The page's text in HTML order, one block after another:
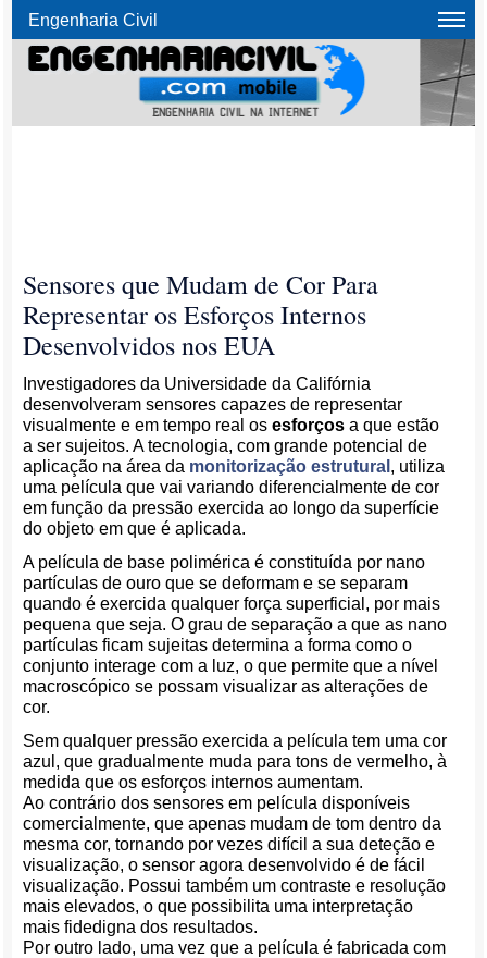
Engenharia Civil
Sensores que Mudam de Cor Para
Representar os Esforços Internos
Desenvolvidos nos EUA
Investigadores da Universidade da Califórnia
desenvolveram sensores capazes de representar
visualmente e em tempo real osesforços a que estão
a ser sujeitos. A tecnologia, com grande potencial de
aplicação na área da monitorização estrutural , utiliza
uma película que vai variando diferencialmente de cor
em função da pressão exercida ao longo da superfície
do objeto em que é aplicada.
A película de base polimérica é constituída por nano
partículas de ouro que se deformam e se separam
quando é exercida qualquer força superficial, por mais
pequena que seja. O grau de separação a que as nano
partículas ficam sujeitas determina a forma como o
conjunto interage com a luz, o que permite que a nível
macroscópico se possam visualizar as alterações de
cor.
Sem qualquer pressão exercida a película tem uma cor
azul, que gradualmente muda para tons de vermelho, à
medida que os esforços internos aumentam.
Ao contrário dos sensores em película disponíveis
comercialmente, que apenas mudam de tom dentro da
mesma cor, tornando por vezes difícil a sua deteção e
visualização, o sensor agora desenvolvido é de fácil
visualização. Possui também um contraste e resolução
mais elevados, o que possibilita uma interpretação
mais fidedigna dos resultados.
Por outro lado, uma vez que a película é fabricada com